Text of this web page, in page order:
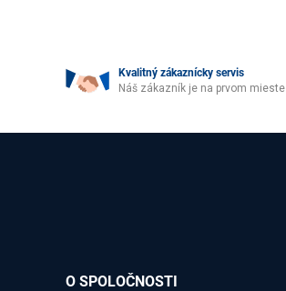
Kvalitný zákaznícky servis
Náš zákazník je na prvom mieste
O SPOLOČNOSTI